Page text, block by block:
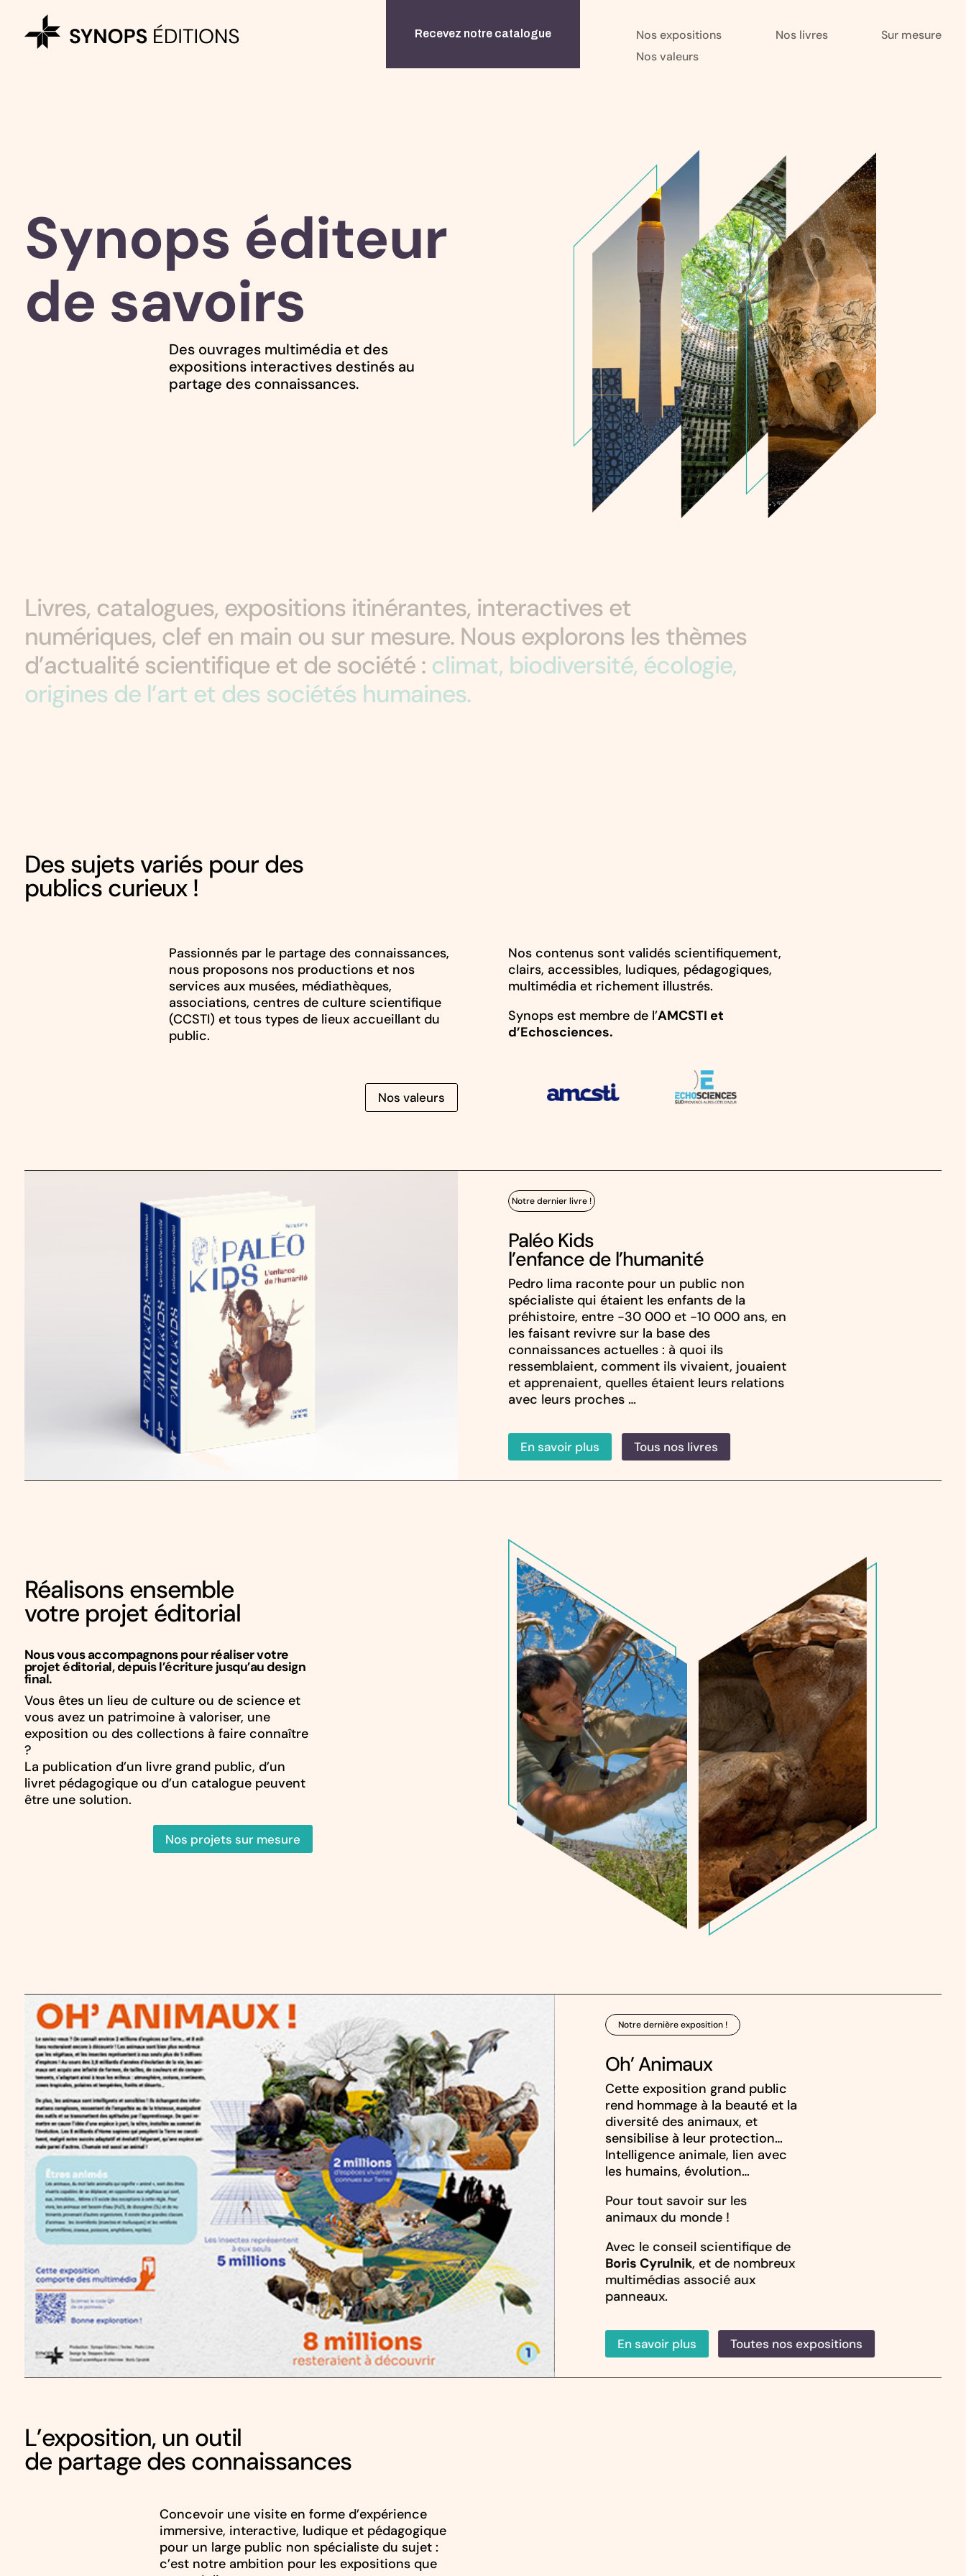
Nos expositions Nos livres
Sur mesure
Nos valeurs
Synops éditeur
de savoirs
Des ouvrages multimédia et des
expositions interactives destinés au
partage des connaissances.
Livres, catalogues, expositions itinérantes, interactives et
numériques, clef en main ou sur mesure. Nous explorons les thèmes
d’actualité scientifique et de société :climat, biodiversité, écologie,
origines de l’art et des sociétés humaines.
Des sujets variés pour des
publics curieux !
Passionnés par le partage des connaissances,
nous proposons nos productions et nos
services aux musées, médiathèques,
associations, centres de culture scientifique
(CCSTI) et tous types de lieux accueillant du
public.
Nos contenus sont validés scientifiquement,
clairs, accessibles, ludiques, pédagogiques,
multimédia et richement illustrés.
Synops est membre de l’AMCSTI et
d’Echosciences.
Nos valeurs
Notre dernier livre !
Paléo Kids
l’enfance de l’humanité
Pedro lima raconte pour un public non
spécialiste qui étaient les enfants de la
préhistoire, entre -30 000 et -10 000 ans, en
les faisant revivre sur la base des
connaissances actuelles : à quoi ils
ressemblaient, comment ils vivaient, jouaient
et apprenaient, quelles étaient leurs relations
avec leurs proches …
En savoir plus Tous nos livres
Réalisons ensemble
votre projet éditorial
Nous vous accompagnons pour réaliser votre
projet éditorial, depuis l’écriture jusqu’au design
final.
Vous êtes un lieu de culture ou de science et
vous avez un patrimoine à valoriser, une
exposition ou des collections à faire connaître
?
La publication d’un livre grand public, d’un
livret pédagogique ou d’un catalogue peuvent
être une solution.
Nos projets sur mesure
Notre dernière exposition !
Oh’ Animaux
Cette exposition grand public
rend hommage à la beauté et la
diversité des animaux, et
sensibilise à leur protection…
Intelligence animale, lien avec
les humains, évolution…
Pour tout savoir sur les
animaux du monde !
Avec le conseil scientifique de
Boris Cyrulnik, et de nombreux
multimédias associé aux
panneaux.
En savoir plus Toutes nos expositions
L’exposition, un outil
de partage des connaissances
Concevoir une visite en forme d’expérience
immersive, interactive, ludique et pédagogique
pour un large public non spécialiste du sujet :
c’est notre ambition pour les expositions que